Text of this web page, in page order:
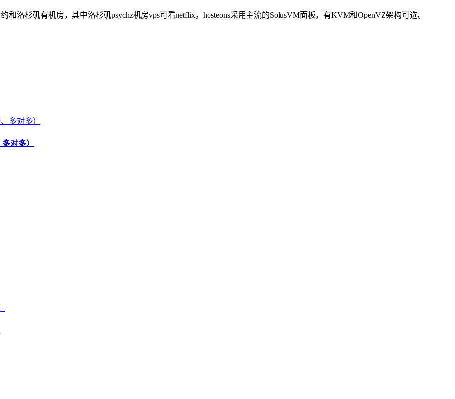
和洛杉矶有机房，其中洛杉矶psychz机房vps可看netflix。hosteons采用主流的SolusVM面板，有KVM和OpenVZ架构可选。
对多）